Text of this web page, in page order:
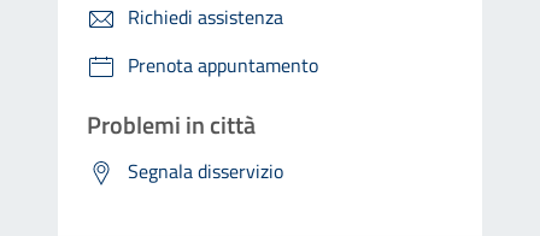
Richiedi assistenza
Prenota appuntamento
Problemi in città
Segnala disservizio